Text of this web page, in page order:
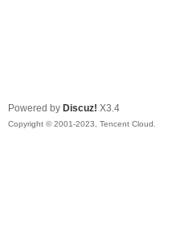
Powered by Discuz! X3.4
Copyright © 2001-2023, Tencent Cloud.